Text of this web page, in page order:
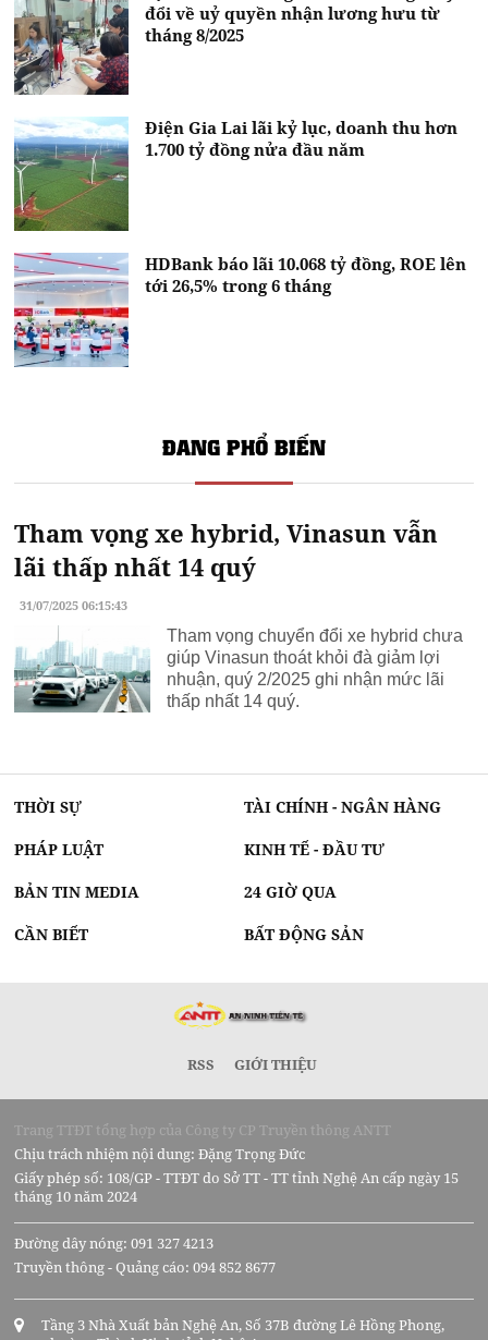
đổi về uỷ quyền nhận lương hưu từ
tháng 8/2025
Điện Gia Lai lãi kỷ lục, doanh thu hơn
1.700 tỷ đồng nửa đầu năm
HDBank báo lãi 10.068 tỷ đồng, ROE lên
tới 26,5% trong 6 tháng
ĐANG PHỔ BIẾN
Tham vọng xe hybrid, Vinasun vẫn
lãi thấp nhất 14 quý
31/07/2025 06:15:43
Tham vọng chuyển đổi xe hybrid chưa
giúp Vinasun thoát khỏi đà giảm lợi
nhuận, quý 2/2025 ghi nhận mức lãi
thấp nhất 14 quý.
THỜI SỰ TÀI CHÍNH - NGÂN HÀNG
PHÁP LUẬT KINH TẾ - ĐẦU TƯ
BẢN TIN MEDIA 24 GIỜ QUA
CẦN BIẾT BẤT ĐỘNG SẢN
RSS GIỚI THIỆU
Trang TTĐT tổng hợp của Công ty CP Truyền thông ANTT
Chịu trách nhiệm nội dung: Đặng Trọng Đức
Giấy phép số: 108/GP - TTĐT do Sở TT - TT tỉnh Nghệ An cấp ngày 15
tháng 10 năm 2024
Đường dây nóng: 091 327 4213
Truyền thông - Quảng cáo: 094 852 8677
Tầng 3 Nhà Xuất bản Nghệ An, Số 37B đường Lê Hồng Phong,